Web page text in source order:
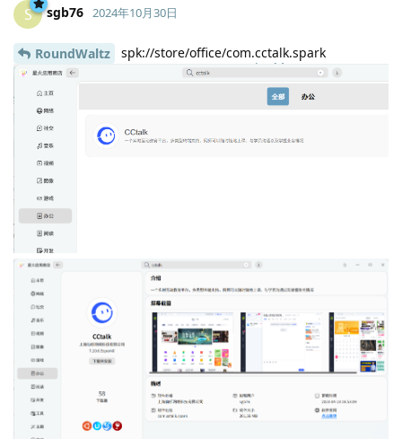
S sgb76
Lv.14
2024年10月30日
RoundWaltz spk://store/office/com.cctalk.spark